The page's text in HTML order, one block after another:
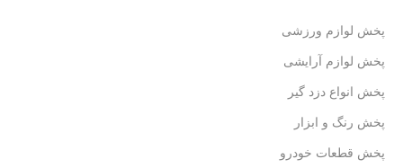
پخش لوازم ورزشی
پخش لوازم آرایشی
پخش انواع دزد گیر
پخش رنگ و ابزار
پخش قطعات خودرو